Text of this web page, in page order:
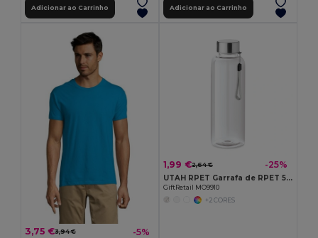
Adicionar ao Carrinho Adicionar ao Carrinho
3,75 €3,94 € -5%
1,99 €2,64 € -25%
UTAH RPET Garrafa de RPET 500ml
GiftRetail MO9910
+2 CORES